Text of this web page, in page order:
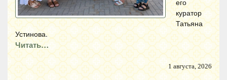
его
куратор
Татьяна
Устинова.
Читать…
1 августа, 2026